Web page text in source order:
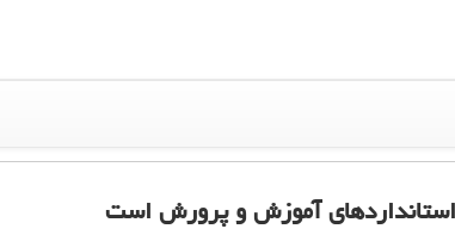
استانداردهای آموزش و پرورش است